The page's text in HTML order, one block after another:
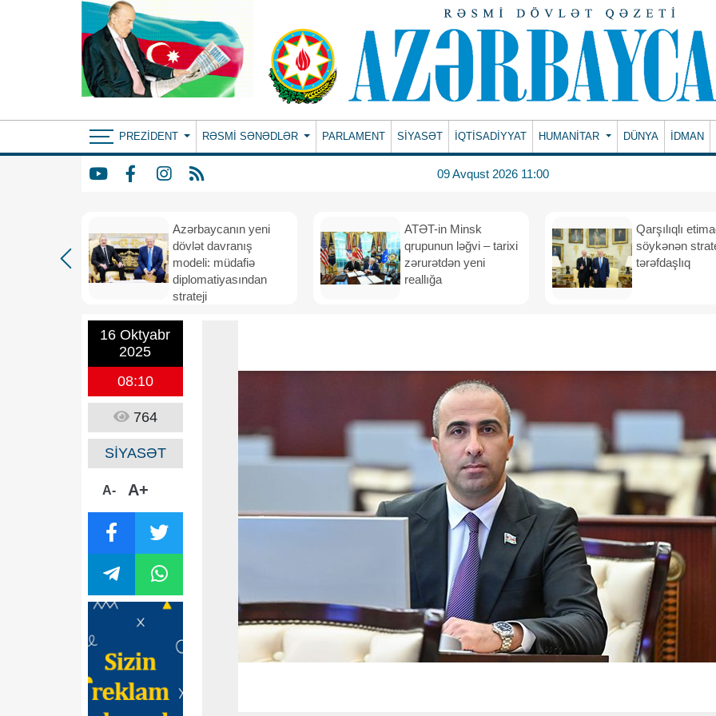
PREZIDENT RƏSMI SƏNƏDLƏR PARLAMENT SİYASƏT İQTİSADİYYAT HUMANITAR DÜNYA İDMAN
09 Avqust 2026 11:00
Azərbaycanın yeni
dövlət davranış
modeli: müdafiə
diplomatiyasından
strateji
ATƏT-in Minsk
qrupunun ləğvi – tarixi
zərurətdən yeni
reallığa
Qarşılıqlı
söykənən
tərəfdaşlıq
16 Oktyabr
2025
08:10
764
SİYASƏT
A- A+